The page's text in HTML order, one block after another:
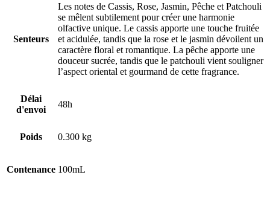
Senteurs
Les notes de Cassis, Rose, Jasmin, Pêche et Patchouli
se mêlent subtilement pour créer une harmonie
olfactive unique. Le cassis apporte une touche fruitée
et acidulée, tandis que la rose et le jasmin dévoilent un
caractère floral et romantique. La pêche apporte une
douceur sucrée, tandis que le patchouli vient souligner
l’aspect oriental et gourmand de cette fragrance.
Délai
d'envoi
48h
Poids 0.300 kg
Contenance 100mL